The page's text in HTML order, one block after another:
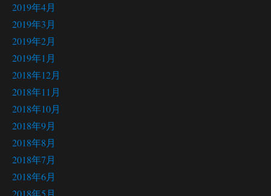
2019年4月
2019年3月
2019年2月
2019年1月
2018年12月
2018年11月
2018年10月
2018年9月
2018年8月
2018年7月
2018年6月
2018年5月